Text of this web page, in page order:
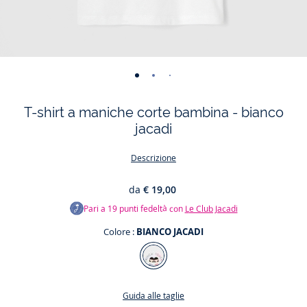
-
01 02 03 04
T-shirt a maniche corte bambina - bianco
jacadi
Descrizione
da € 19,00
Pari a 19punti fedeltà con Le Club Jacadi
Colore : BIANCO JACADI
Colore
BIANCO
Guida alle taglie